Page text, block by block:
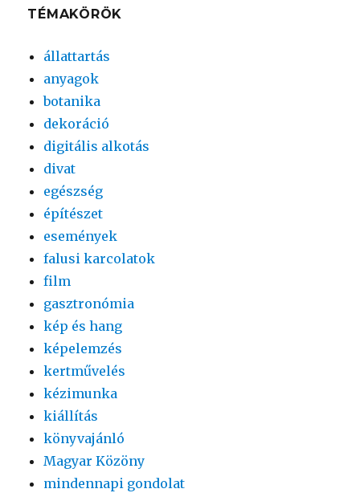
TÉMAKÖRÖK
állattartás
anyagok
botanika
dekoráció
digitális alkotás
divat
egészség
építészet
események
falusi karcolatok
film
gasztronómia
kép és hang
képelemzés
kertművelés
kézimunka
kiállítás
könyvajánló
Magyar Közöny
mindennapi gondolat